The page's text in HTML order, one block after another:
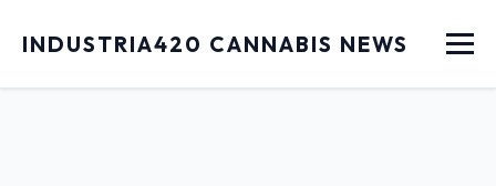
INDUSTRIA420 CANNABIS NEWS Menu